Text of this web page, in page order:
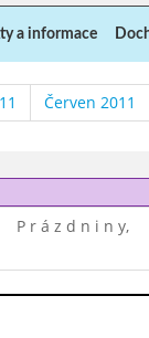
a informace
Červen 2011
P r á z d n i n y,